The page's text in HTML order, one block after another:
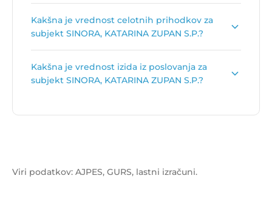
ZUPAN S.P. jeUprizoritvene umetnosti.
Kakšna je vrednost celotnih prihodkov za
subjekt SINORA, KATARINA ZUPAN S.P.?
KATARINA ZUPAN S.P. je 5.693 €.
Kakšna je vrednost izida iz poslovanja za
subjekt SINORA, KATARINA ZUPAN S.P.?
KATARINA ZUPAN S.P. je1.197 €.
Viri podatkov: AJPES, GURS, lastni izračuni.